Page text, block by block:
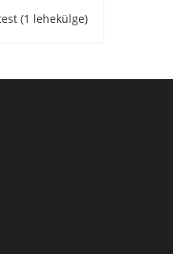
(1 lehekülge)